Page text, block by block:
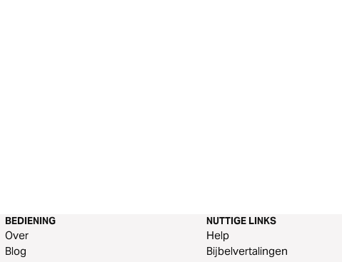
BEDIENING
Over
Blog
NUTTIGE LINKS
Help
Bijbelvertalingen